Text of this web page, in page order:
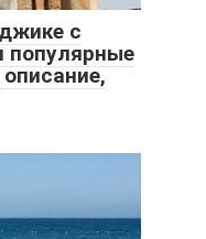
с
популярные